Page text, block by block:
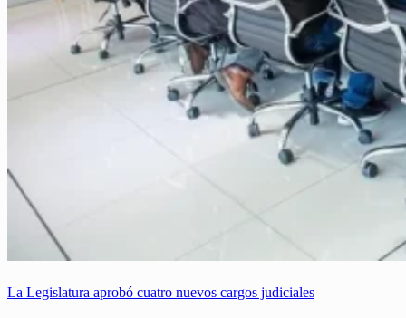
La Legislatura aprobó cuatro nuevos cargos judiciales